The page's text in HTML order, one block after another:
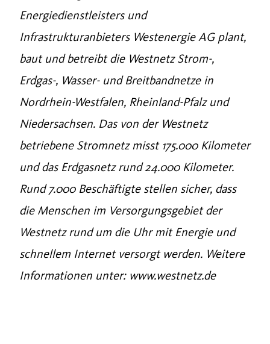
Energiedienstleisters und
Infrastrukturanbieters Westenergie AG plant,
baut und betreibt die Westnetz Strom-,
Erdgas-, Wasser- und Breitbandnetze in
Nordrhein-Westfalen, Rheinland-Pfalz und
Niedersachsen. Das von der Westnetz
betriebene Stromnetz misst 175.000 Kilometer
und das Erdgasnetz rund 24.000 Kilometer.
Rund 7.000 Beschäftigte stellen sicher, dass
die Menschen im Versorgungsgebiet der
Westnetz rund um die Uhr mit Energie und
schnellem Internet versorgt werden. Weitere
Informationen unter: www.westnetz.de